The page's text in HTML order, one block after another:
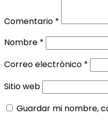
Comentario *
Nombre *
Correo electrónico *
Sitio web
Guardar mi nombre,